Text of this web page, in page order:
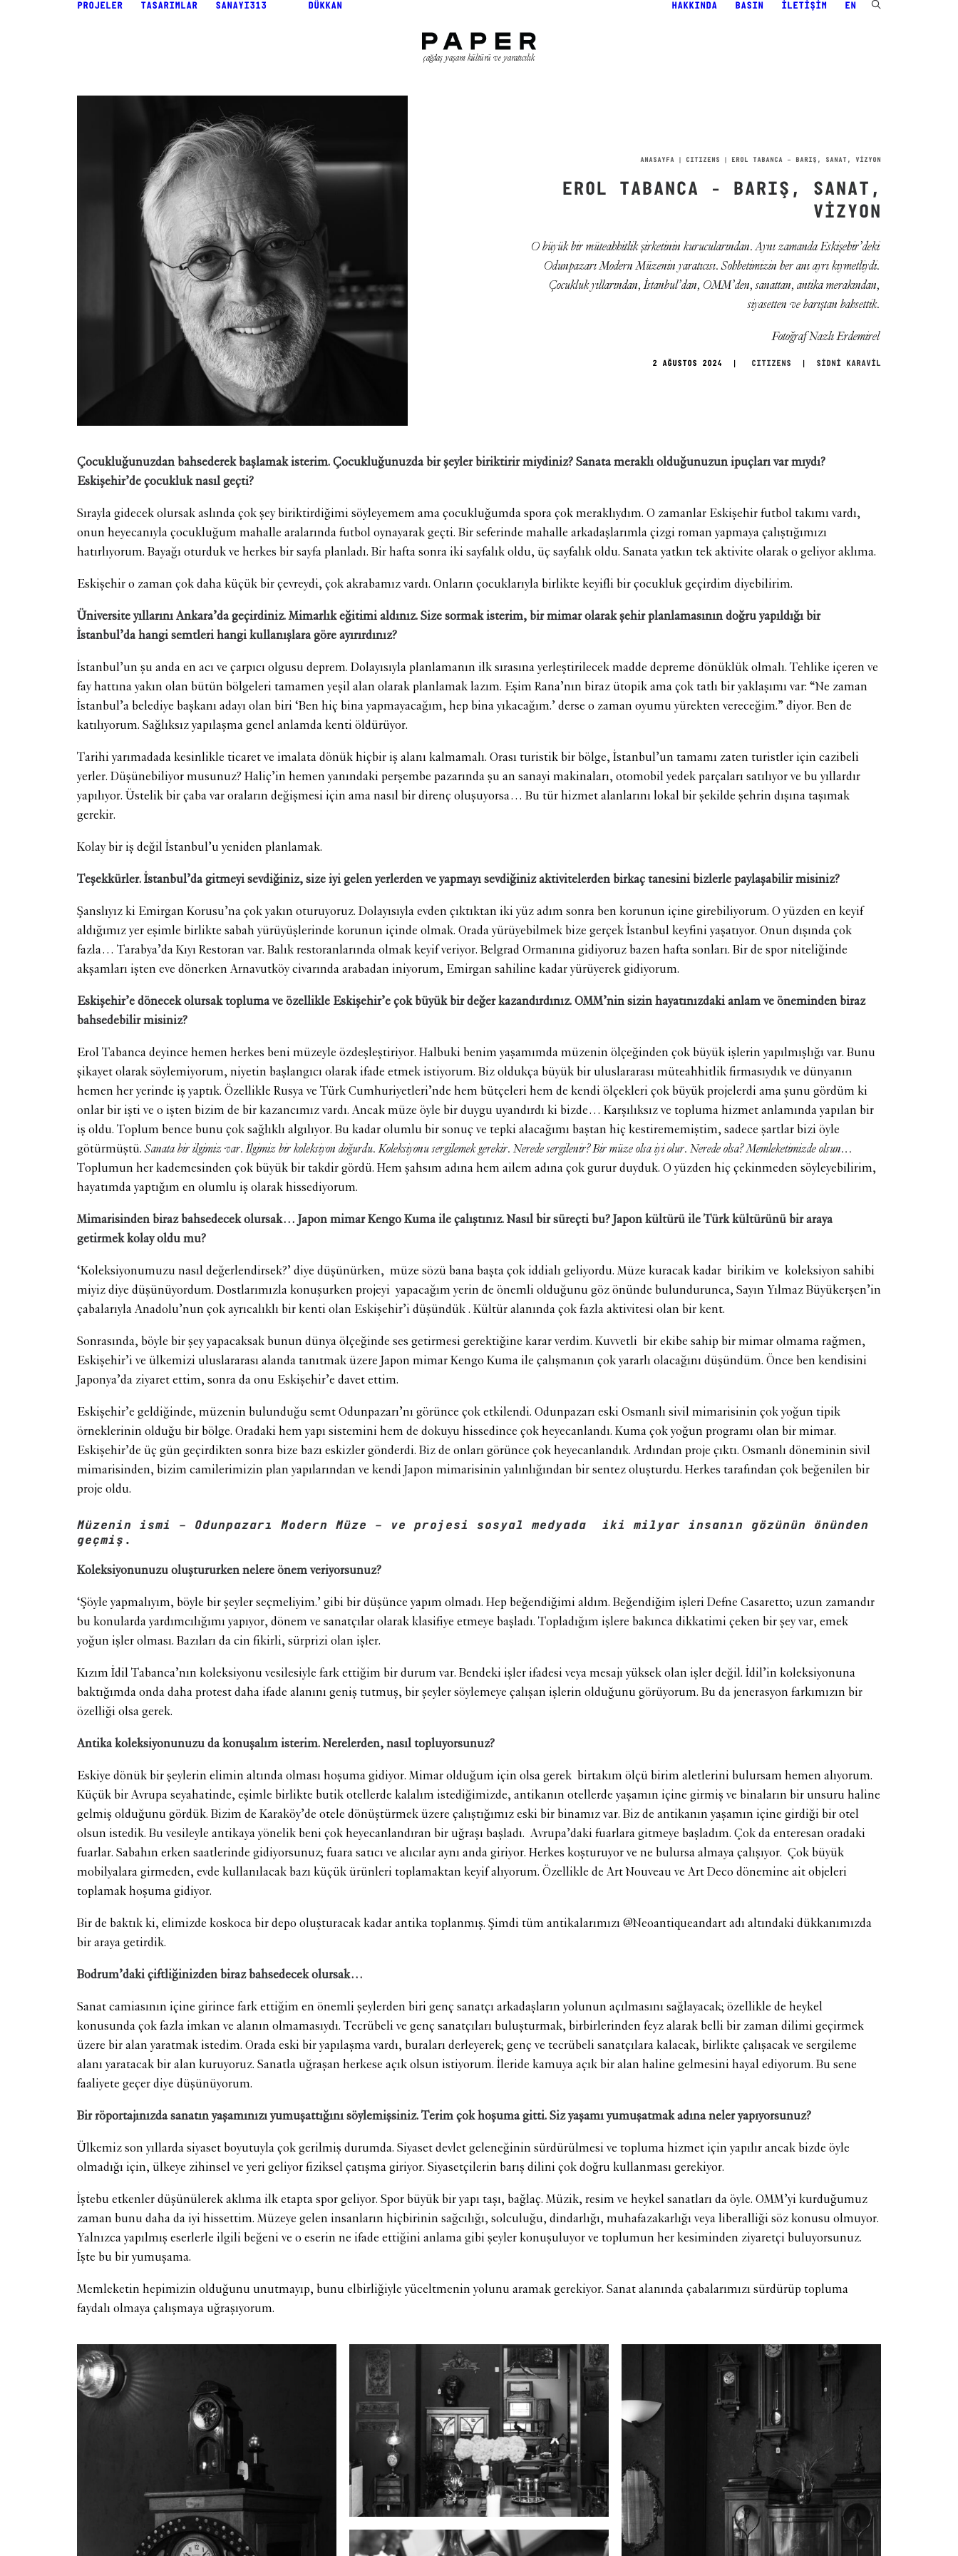
PROJELER TASARIMLAR SANAYI313 DÜKKAN
çağdaş yaşam kültürü ve yaratıcılık
HAKKINDA BASIN İLETIŞIM EN
ANASAYFA CITIZENS EROL TABANCA – BARIŞ, SANAT, VİZYON
EROL TABANCA - BARIŞ, SANAT,
VİZYON
O büyük bir müteahhitlik şirketinin kurucularından. Aynı zamanda Eskişehir’deki
Odunpazarı Modern Müzenin yaratıcısı. Sohbetimizin her anı ayrı kıymetliydi.
Çocukluk yıllarından, İstanbul’dan, OMM’den, sanattan, antika merakından,
siyasetten ve barıştan bahsettik.
Fotoğraf Nazlı Erdemirel
2 AĞUSTOS 2024 CITIZENS SİDNİ KARAVİL
Çocukluğunuzdan bahsederek başlamak isterim. Çocukluğunuzda bir şeyler biriktirir miydiniz? Sanata meraklı olduğunuzun ipuçları var mıydı?
Eskişehir’de çocukluk nasıl geçti?
Sırayla gidecek olursak aslında çok şey biriktirdiğimi söyleyemem ama çocukluğumda spora çok meraklıydım. O zamanlar Eskişehir futbol takımı vardı,
onun heyecanıyla çocukluğum mahalle aralarında futbol oynayarak geçti. Bir seferinde mahalle arkadaşlarımla çizgi roman yapmaya çalıştığımızı
hatırlıyorum. Bayağı oturduk ve herkes bir sayfa planladı. Bir hafta sonra iki sayfalık oldu, üç sayfalık oldu. Sanata yatkın tek aktivite olarak o geliyor aklıma.
Eskişehir o zaman çok daha küçük bir çevreydi, çok akrabamız vardı. Onların çocuklarıyla birlikte keyifli bir çocukluk geçirdim diyebilirim.
Üniversite yıllarını Ankara’da geçirdiniz. Mimarlık eğitimi aldınız. Size sormak isterim, bir mimar olarak şehir planlamasının doğru yapıldığı bir
İstanbul’da hangi semtleri hangi kullanışlara göre ayırırdınız?
İstanbul’un şu anda en acı ve çarpıcı olgusu deprem. Dolayısıyla planlamanın ilk sırasına yerleştirilecek madde depreme dönüklük olmalı. Tehlike içeren ve
fay hattına yakın olan bütün bölgeleri tamamen yeşil alan olarak planlamak lazım. Eşim Rana’nın biraz ütopik ama çok tatlı bir yaklaşımı var: “Ne zaman
İstanbul’a belediye başkanı adayı olan biri ‘Ben hiç bina yapmayacağım, hep bina yıkacağım.’ derse o zaman oyumu yürekten vereceğim.” diyor. Ben de
katılıyorum. Sağlıksız yapılaşma genel anlamda kenti öldürüyor.
Tarihi yarımadada kesinlikle ticaret ve imalata dönük hiçbir iş alanı kalmamalı. Orası turistik bir bölge, İstanbul’un tamamı zaten turistler için cazibeli
yerler. Düşünebiliyor musunuz? Haliç’in hemen yanındaki perşembe pazarında şu an sanayi makinaları, otomobil yedek parçaları satılıyor ve bu yıllardır
yapılıyor. Üstelik bir çaba var oraların değişmesi için ama nasıl bir direnç oluşuyorsa… Bu tür hizmet alanlarını lokal bir şekilde şehrin dışına taşımak
gerekir.
Kolay bir iş değil İstanbul’u yeniden planlamak.
Teşekkürler. İstanbul’da gitmeyi sevdiğiniz, size iyi gelen yerlerden ve yapmayı sevdiğiniz aktivitelerden birkaç tanesini bizlerle paylaşabilir misiniz?
Şanslıyız ki Emirgan Korusu’na çok yakın oturuyoruz. Dolayısıyla evden çıktıktan iki yüz adım sonra ben korunun içine girebiliyorum. O yüzden en keyif
aldığımız yer eşimle birlikte sabah yürüyüşlerinde korunun içinde olmak. Orada yürüyebilmek bize gerçek İstanbul keyfini yaşatıyor. Onun dışında çok
fazla… Tarabya’da Kıyı Restoran var. Balık restoranlarında olmak keyif veriyor. Belgrad Ormanına gidiyoruz bazen hafta sonları. Bir de spor niteliğinde
akşamları işten eve dönerken Arnavutköy civarında arabadan iniyorum, Emirgan sahiline kadar yürüyerek gidiyorum.
Eskişehir’e dönecek olursak topluma ve özellikle Eskişehir’e çok büyük bir değer kazandırdınız. OMM’nin sizin hayatınızdaki anlam ve öneminden biraz
bahsedebilir misiniz?
Erol Tabanca deyince hemen herkes beni müzeyle özdeşleştiriyor. Halbuki benim yaşamımda müzenin ölçeğinden çok büyük işlerin yapılmışlığı var. Bunu
şikayet olarak söylemiyorum, niyetin başlangıcı olarak ifade etmek istiyorum. Biz oldukça büyük bir uluslararası müteahhitlik firmasıydık ve dünyanın
hemen her yerinde iş yaptık. Özellikle Rusya ve Türk Cumhuriyetleri’nde hem bütçeleri hem de kendi ölçekleri çok büyük projelerdi ama şunu gördüm ki
onlar bir işti ve o işten bizim de bir kazancımız vardı. Ancak müze öyle bir duygu uyandırdı ki bizde… Karşılıksız ve topluma hizmet anlamında yapılan bir
iş oldu. Toplum bence bunu çok sağlıklı algılıyor. Bu kadar olumlu bir sonuç ve tepki alacağımı baştan hiç kestirememiştim, sadece şartlar bizi öyle
götürmüştü.Sanata bir ilgimiz var. İlgimiz bir koleksiyon doğurdu. Koleksiyonu sergilemek gerekir. Nerede sergilenir? Bir müze olsa iyi olur. Nerede olsa? Memleketimizde olsun…
Toplumun her kademesinden çok büyük bir takdir gördü. Hem şahsım adına hem ailem adına çok gurur duyduk. O yüzden hiç çekinmeden söyleyebilirim,
hayatımda yaptığım en olumlu iş olarak hissediyorum.
Mimarisinden biraz bahsedecek olursak… Japon mimar Kengo Kuma ile çalıştınız. Nasıl bir süreçti bu? Japon kültürü ile Türk kültürünü bir araya
getirmek kolay oldu mu?
‘Koleksiyonumuzu nasıl değerlendirsek?’ diye düşünürken, müze sözü bana başta çok iddialı geliyordu. Müze kuracak kadar birikim ve koleksiyon sahibi
miyiz diye düşünüyordum. Dostlarımızla konuşurken projeyi yapacağım yerin de önemli olduğunu göz önünde bulundurunca, Sayın Yılmaz Büyükerşen’in
çabalarıyla Anadolu’nun çok ayrıcalıklı bir kenti olan Eskişehir’i düşündük . Kültür alanında çok fazla aktivitesi olan bir kent.
Sonrasında, böyle bir şey yapacaksak bunun dünya ölçeğinde ses getirmesi gerektiğine karar verdim. Kuvvetli bir ekibe sahip bir mimar olmama rağmen,
Eskişehir’i ve ülkemizi uluslararası alanda tanıtmak üzere Japon mimar Kengo Kuma ile çalışmanın çok yararlı olacağını düşündüm. Önce ben kendisini
Japonya’da ziyaret ettim, sonra da onu Eskişehir’e davet ettim.
Eskişehir’e geldiğinde, müzenin bulunduğu semt Odunpazarı’nı görünce çok etkilendi. Odunpazarı eski Osmanlı sivil mimarisinin çok yoğun tipik
örneklerinin olduğu bir bölge. Oradaki hem yapı sistemini hem de dokuyu hissedince çok heyecanlandı. Kuma çok yoğun programı olan bir mimar.
Eskişehir’de üç gün geçirdikten sonra bize bazı eskizler gönderdi. Biz de onları görünce çok heyecanlandık. Ardından proje çıktı. Osmanlı döneminin sivil
mimarisinden, bizim camilerimizin plan yapılarından ve kendi Japon mimarisinin yalınlığından bir sentez oluşturdu. Herkes tarafından çok beğenilen bir
proje oldu.
Müzenin ismi – Odunpazarı Modern Müze – ve projesi sosyal medyada iki milyar insanın gözünün önünden
geçmiş.
Koleksiyonunuzu oluştururken nelere önem veriyorsunuz?
‘Şöyle yapmalıyım, böyle bir şeyler seçmeliyim.’ gibi bir düşünce yapım olmadı. Hep beğendiğimi aldım. Beğendiğim işleri Defne Casaretto; uzun zamandır
bu konularda yardımcılığımı yapıyor, dönem ve sanatçılar olarak klasifiye etmeye başladı. Topladığım işlere bakınca dikkatimi çeken bir şey var, emek
yoğun işler olması. Bazıları da cin fikirli, sürprizi olan işler.
Kızım İdil Tabanca’nın koleksiyonu vesilesiyle fark ettiğim bir durum var. Bendeki işler ifadesi veya mesajı yüksek olan işler değil. İdil’in koleksiyonuna
baktığımda onda daha protest daha ifade alanını geniş tutmuş, bir şeyler söylemeye çalışan işlerin olduğunu görüyorum. Bu da jenerasyon farkımızın bir
özelliği olsa gerek.
Antika koleksiyonunuzu da konuşalım isterim. Nerelerden, nasıl topluyorsunuz?
Eskiye dönük bir şeylerin elimin altında olması hoşuma gidiyor. Mimar olduğum için olsa gerek birtakım ölçü birim aletlerini bulursam hemen alıyorum.
Küçük bir Avrupa seyahatinde, eşimle birlikte butik otellerde kalalım istediğimizde, antikanın otellerde yaşamın içine girmiş ve binaların bir unsuru haline
gelmiş olduğunu gördük. Bizim de Karaköy’de otele dönüştürmek üzere çalıştığımız eski bir binamız var. Biz de antikanın yaşamın içine girdiği bir otel
olsun istedik. Bu vesileyle antikaya yönelik beni çok heyecanlandıran bir uğraşı başladı. Avrupa’daki fuarlara gitmeye başladım. Çok da enteresan oradaki
fuarlar. Sabahın erken saatlerinde gidiyorsunuz; fuara satıcı ve alıcılar aynı anda giriyor. Herkes koşturuyor ve ne bulursa almaya çalışıyor. Çok büyük
mobilyalara girmeden, evde kullanılacak bazı küçük ürünleri toplamaktan keyif alıyorum. Özellikle de Art Nouveau ve Art Deco dönemine ait objeleri
toplamak hoşuma gidiyor.
Bir de baktık ki, elimizde koskoca bir depo oluşturacak kadar antika toplanmış. Şimdi tüm antikalarımızı @Neoantiqueandart adı altındaki dükkanımızda
bir araya getirdik.
Bodrum’daki çiftliğinizden biraz bahsedecek olursak…
Sanat camiasının içine girince fark ettiğim en önemli şeylerden biri genç sanatçı arkadaşların yolunun açılmasını sağlayacak; özellikle de heykel
konusunda çok fazla imkan ve alanın olmamasıydı. Tecrübeli ve genç sanatçıları buluşturmak, birbirlerinden feyz alarak belli bir zaman dilimi geçirmek
üzere bir alan yaratmak istedim. Orada eski bir yapılaşma vardı, buraları derleyerek; genç ve tecrübeli sanatçılara kalacak, birlikte çalışacak ve sergileme
alanı yaratacak bir alan kuruyoruz. Sanatla uğraşan herkese açık olsun istiyorum. İleride kamuya açık bir alan haline gelmesini hayal ediyorum. Bu sene
faaliyete geçer diye düşünüyorum.
Bir röportajınızda sanatın yaşamınızı yumuşattığını söylemişsiniz. Terim çok hoşuma gitti. Siz yaşamı yumuşatmak adına neler yapıyorsunuz?
Ülkemiz son yıllarda siyaset boyutuyla çok gerilmiş durumda. Siyaset devlet geleneğinin sürdürülmesi ve topluma hizmet için yapılır ancak bizde öyle
olmadığı için, ülkeye zihinsel ve yeri geliyor fiziksel çatışma giriyor. Siyasetçilerin barış dilini çok doğru kullanması gerekiyor.
İştebu etkenler düşünülerek aklıma ilk etapta spor geliyor. Spor büyük bir yapı taşı, bağlaç. Müzik, resim ve heykel sanatları da öyle. OMM’yi kurduğumuz
zaman bunu daha da iyi hissettim. Müzeye gelen insanların hiçbirinin sağcılığı, solculuğu, dindarlığı, muhafazakarlığı veya liberalliği söz konusu olmuyor.
Yalnızca yapılmış eserlerle ilgili beğeni ve o eserin ne ifade ettiğini anlama gibi şeyler konuşuluyor ve toplumun her kesiminden ziyaretçi buluyorsunuz.
İşte bu bir yumuşama.
Memleketin hepimizin olduğunu unutmayıp, bunu elbirliğiyle yüceltmenin yolunu aramak gerekiyor. Sanat alanında çabalarımızı sürdürüp topluma
faydalı olmaya çalışmaya uğraşıyorum.